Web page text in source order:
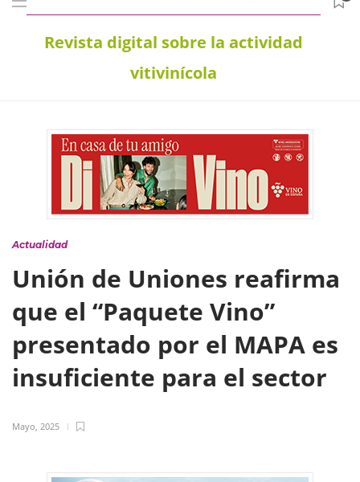
Revista digital sobre la actividad
vitivinícola
Actualidad
Unión de Uniones reafirma
que el “Paquete Vino”
presentado por el MAPA es
insuficiente para el sector
Mayo, 2025